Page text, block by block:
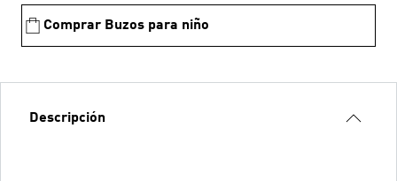
Comprar Buzos para niño
Descripción